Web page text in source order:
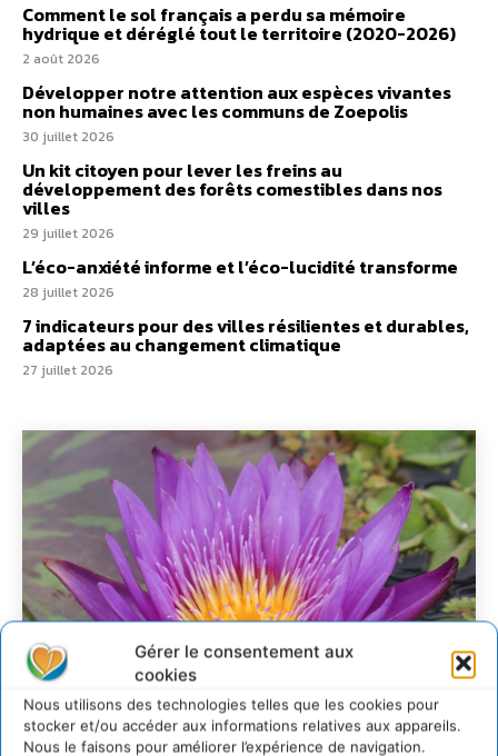
Gérer le consentement aux
cookies
Nous utilisons des technologies telles que les cookies pour
stocker et/ou accéder aux informations relatives aux appareils.
Nous le faisons pour améliorer l’expérience de navigation.
Comment le sol français a perdu sa mémoire
hydrique et déréglé tout le territoire (2020-2026)
2 août 2026
Développer notre attention aux espèces vivantes
non humaines avec les communs de Zoepolis
30 juillet 2026
Un kit citoyen pour lever les freins au
développement des forêts comestibles dans nos
villes
29 juillet 2026
L’éco-anxiété informe et l’éco-lucidité transforme
28 juillet 2026
7 indicateurs pour des villes résilientes et durables,
adaptées au changement climatique
27 juillet 2026